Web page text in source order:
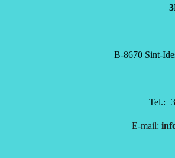
B-8670 Sint-
E-mail: